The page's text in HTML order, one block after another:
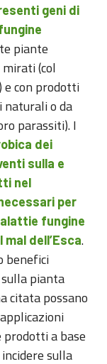
geni di
piante
(col
e con prodotti
naturali o da
parassiti). I
dei
sulla e
nel
per
fungine
dell’Esca.
benefici
pianta
citata possano
prodotti a base
sulla